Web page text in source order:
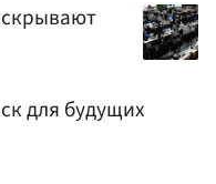
для будущих